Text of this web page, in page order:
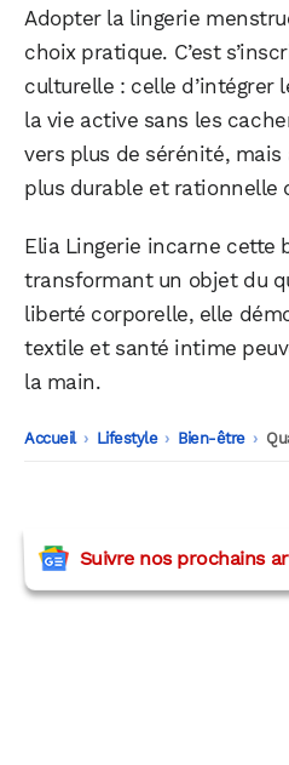
Adopter la lingerie
choix pratique. C’est
culturelle : celle d’intégrer
la vie active sans les
vers plus de sérénité, mais
plus durable et rationnelle
Elia Lingerie incarne cette
transformant un objet du
liberté corporelle, elle
textile et santé intime
la main.
Accueil -
Lifestyle -
Bien-être -
Suivre nos prochains